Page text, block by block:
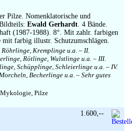
Pilze. Nomenklatorische und
Ewald Gerhardt. 4 Bände.
(1987-1988). 8°. Mit zahlr. farbigen
farbig illustr. Schutzumschlägen.
Kremplinge u.a. – II.
Rötlinge, Wulstlinge u.a. – III.
Schüpplinge, Schleierlinge u.a. – IV.
Becherlinge u.a. – Sehr gutes
Pilze
1.600,--